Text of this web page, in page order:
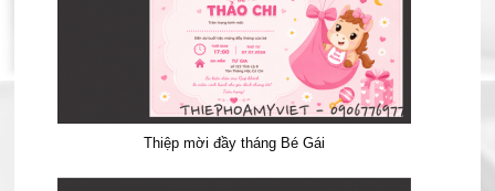
Thiệp mời đầy tháng Bé Gái